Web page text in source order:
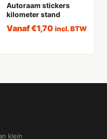
Autoraam stickers
kilometer stand
Vanaf€1,70 incl. BTW
klein